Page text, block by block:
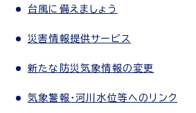
台風に備えましょう
災害情報提供サービス
新たな防災気象情報の変更
気象警報・河川水位等へのリンク